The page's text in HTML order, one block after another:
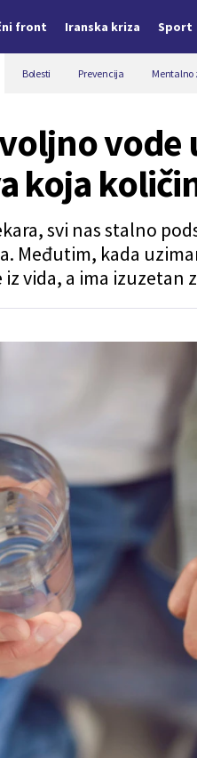
front Iranska kriza Sport
Bolesti Prevencija Mentalno
vode
koja
svi nas stalno
Međutim, kada
vida, a ima izuzetan